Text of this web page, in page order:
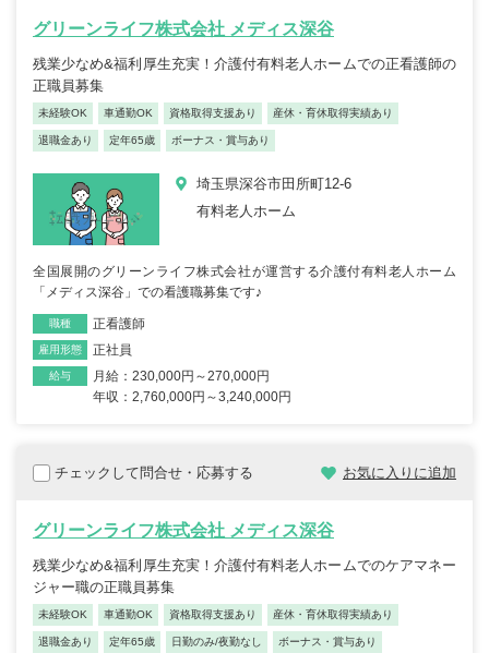
グリーンライフ株式会社 メディス深谷
残業少なめ&福利厚生充実！介護付有料老人ホームでの正看護師の
正職員募集
未経験OK 車通勤OK 資格取得支援あり 産休・育休取得実績あり
退職金あり 定年65歳 ボーナス・賞与あり
埼玉県深谷市田所町12-6
有料老人ホーム
全国展開のグリーンライフ株式会社が運営する介護付有料老人ホーム
「メディス深谷」での看護職募集です♪
職種 正看護師
雇用形態 正社員
給与
月給：230,000円～270,000円
年収：2,760,000円～3,240,000円
チェックして問合せ・応募する お気に入りに追加
グリーンライフ株式会社 メディス深谷
残業少なめ&福利厚生充実！介護付有料老人ホームでのケアマネー
ジャー職の正職員募集
未経験OK 車通勤OK 資格取得支援あり 産休・育休取得実績あり
退職金あり 定年65歳 日勤のみ/夜勤なし ボーナス・賞与あり